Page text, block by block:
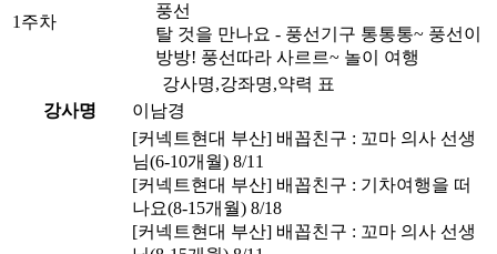
1주차
풍선
탈 것을 만나요 - 풍선기구 통통통~ 풍선이
방방! 풍선따라 사르르~ 놀이 여행
강사명,강좌명,약력 표
강사명
이남경
[커넥트현대 부산] 배꼽친구 : 꼬마 의사 선생
님(6-10개월) 8/11
[커넥트현대 부산] 배꼽친구 : 기차여행을 떠
나요(8-15개월) 8/18
[커넥트현대 부산] 배꼽친구 : 꼬마 의사 선생